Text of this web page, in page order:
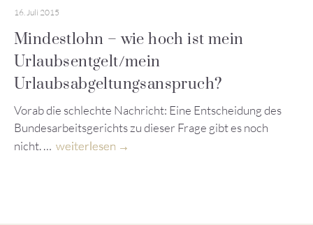
16. Juli 2015
Mindestlohn – wie hoch ist mein
Urlaubsentgelt/mein
Urlaubsabgeltungsanspruch?
Vorab die schlechte Nachricht: Eine Entscheidung des
Bundesarbeitsgerichts zu dieser Frage gibt es noch
nicht. … weiterlesen